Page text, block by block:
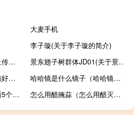
大麦手机
李子璇(关于李子璇的简介)
上传照片赚钱的软件（上传照片）
景东翅子树群体JD01(关于景东翅子树群体JD01的简介)
紫癜病会传染吗（紫癜病好治吗）
哈哈镜是什么镜子（哈哈镜是凸面镜还是凹面镜）
手机充电慢怎么办（下面5个步骤教你解决）
怎么用醋腌蒜（怎么用醋灭跳蚤）